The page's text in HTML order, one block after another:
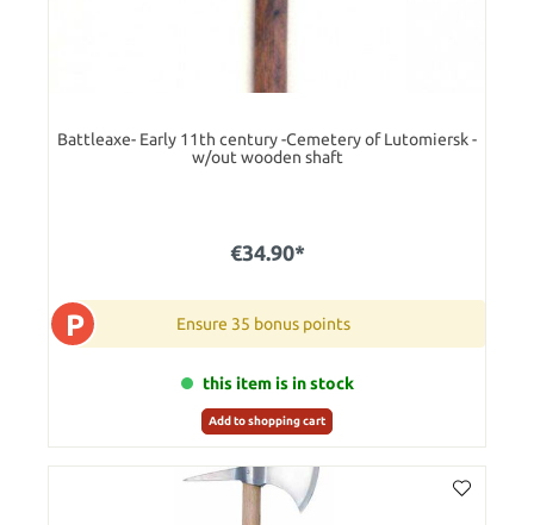
Battleaxe- Early 11th century -Cemetery of Lutomiersk -
w/out wooden shaft
€34.90*
P Ensure 35 bonus points
this item is in stock
Add to shopping cart